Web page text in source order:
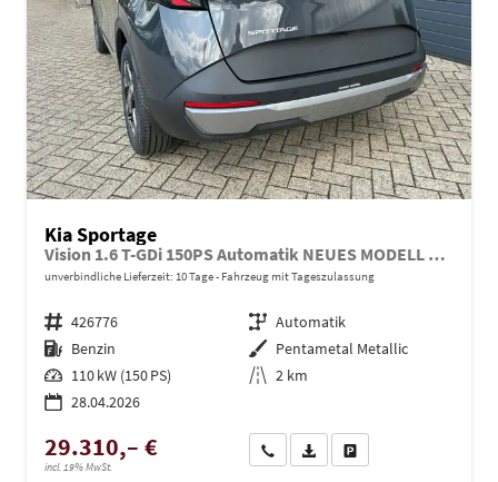
Kia Sportage
Vision 1.6 T-GDi 150PS Automatik NEUES MODELL MY26 FACELIFT Sitzheizung Lenkradheizung Klimaautomatik Navi Bluetooth Touchscreen Apple CarPlay Android Auto PDC v+h 17"LM Rückf.Kamera ACC 2x Keyless
unverbindliche Lieferzeit: 10 Tage Fahrzeug mit Tageszulassung
Fahrzeugnr. 426776 Getriebe Automatik
Kraftstoff Benzin Außenfarbe Pentametal Metallic
Leistung 110 kW (150 PS) Kilometerstand 2 km
28.04.2026
29.310,– €
incl. 19% MwSt.
Wir rufen Sie anPDF-Datei, Fahrzeugexposé